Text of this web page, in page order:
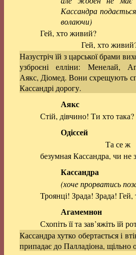
Кассандра
волаючи)
Гей, хто живий?
Гей, хто
Назустріч їй з царської брами
узброєні елліни: Менелай,
Аякс, Діомед. Вони схрещують
Кассандрі дорогу.
Аякс
Стій, дівчино! Ти хто така?
Одіссей
Та се ж
безумная Кассандра, чи не
Кассандра
(хоче прорватись
Троянці! Зрада! Зрада! Гей,
Агамемнон
Схопіть її та зав’яжіть їй
Кассандра хутко обертається і
припадає до Палладіона, щільно